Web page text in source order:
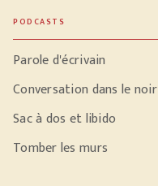
PODCASTS
Parole d'écrivain
Conversation dans le noir
Sac à dos et libido
Tomber les murs